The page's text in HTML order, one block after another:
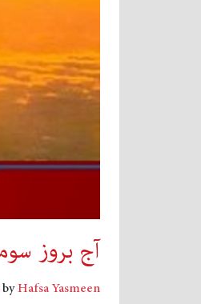
آج بروز
byHafsa Yasmeen